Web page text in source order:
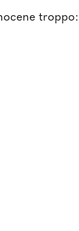
troppo: